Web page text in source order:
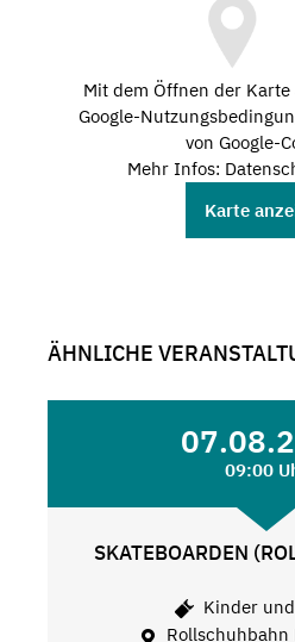
Mit dem Öffnen der
Google-
von Google-
Mehr Infos:
Karte
ÄHNLICHE
09:00
SKATEBOARDEN
Kinder